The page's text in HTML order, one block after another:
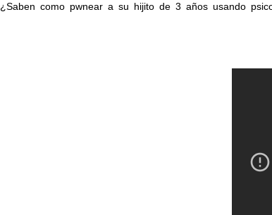
¿Saben como pwnear a su hijito de 3 años usando